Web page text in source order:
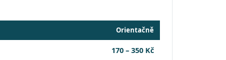
Orientačně
170 – 350 Kč